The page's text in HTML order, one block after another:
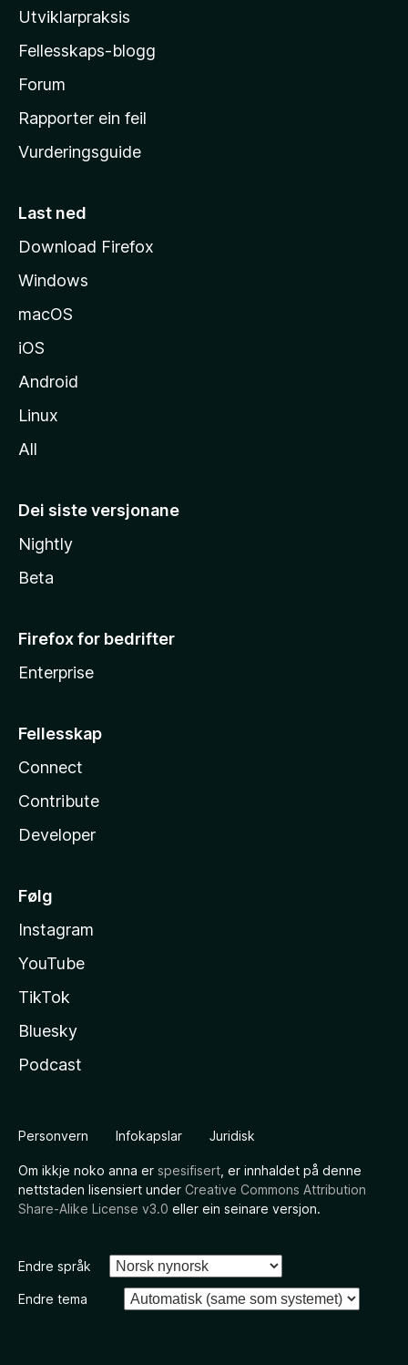
l
-
h
e
m
s
d
a
Utviklarpraksis
Fellesskaps-blogg
Forum
Rapporter ein feil
Vurderingsguide
Last ned
Download Firefox
Windows
macOS
iOS
Android
Linux
All
Dei siste versjonane
Nightly
Beta
Firefox for bedrifter
Enterprise
Fellesskap
Connect
Contribute
Developer
Følg
Instagram
YouTube
TikTok
Bluesky
Podcast
Personvern Infokapslar Juridisk
Om ikkje noko anna er spesifisert , er innhaldet på denne
nettstaden lisensiert under Creative Commons Attribution
Share-Alike License v3.0 eller ein seinare versjon.
Endre språk
Endre tema